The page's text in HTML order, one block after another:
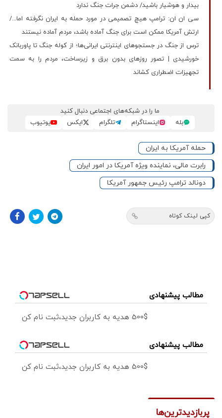
بیدار و هوشیار باشید/ دشمن جرات جنگ ندارد
سی ان ان: ترامپ هیچ تصمیمی در مورد حمله به ایران نگرفته اما.../
ارتش آمریکا ممکن است برای جنگ آماده باشد، مردم آماده نیستند
ترس از جنگ در جستجوهای اینترنتی ایرانی‌ها؛ از کوله جنگ تا پاوربانک
خورشیدی | تصور روزهای بدون برق و زیرساخت، مردم را به سمت
تجهیزات اضطراری کشاند
ما را در شبکه‌های اجتماعی دنبال کنید
بله
اینستاگرام تلگرام ایکس یوتیوب
حمله آمریکا به ایران
رابرت مالی، نماینده ویژه آمریکا در امور ایران
دونالد ترامپ رئیس جمهور آمریکا
کپی لینک کوتاه
مطالب پیشنهادی
500$ هدیه به کاربران جدید،ثبت نام کن
مطالب پیشنهادی
500$ هدیه به کاربران جدید،ثبت نام کن
پربازدیدترین‌ها